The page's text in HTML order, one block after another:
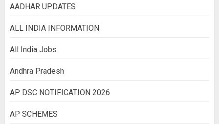
AADHAR UPDATES
ALL INDIA INFORMATION
All India Jobs
Andhra Pradesh
AP DSC NOTIFICATION 2026
AP SCHEMES